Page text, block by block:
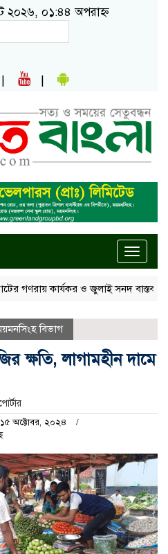
২০২৬, ০১:৪৪ অপরাহ্ন
Toggle
কার্যকর ও জুলাই সনদ বাস্তবায়নের
বিভাগ
ক্ষতি, লাগামহীন দামে
অক্টোবর, ২০২৪